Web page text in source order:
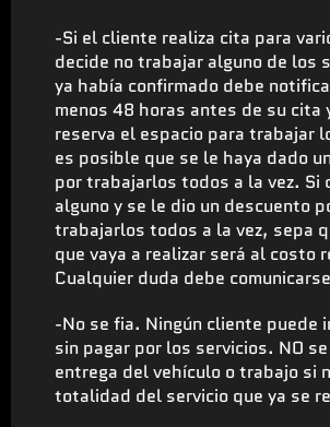
-Si el cliente realiza cita para
decide no trabajar alguno de los
ya había confirmado debe
menos 48 horas antes de su cita
reserva el espacio para trabajar
es posible que se le haya dado
por trabajarlos todos a la vez. Si
alguno y se le dio un descuento
trabajarlos todos a la vez, sepa
que vaya a realizar será al costo
Cualquier duda debe
-No se fia. Ningún cliente puede
sin pagar por los servicios. NO
entrega del vehículo o trabajo si
totalidad del servicio que ya se